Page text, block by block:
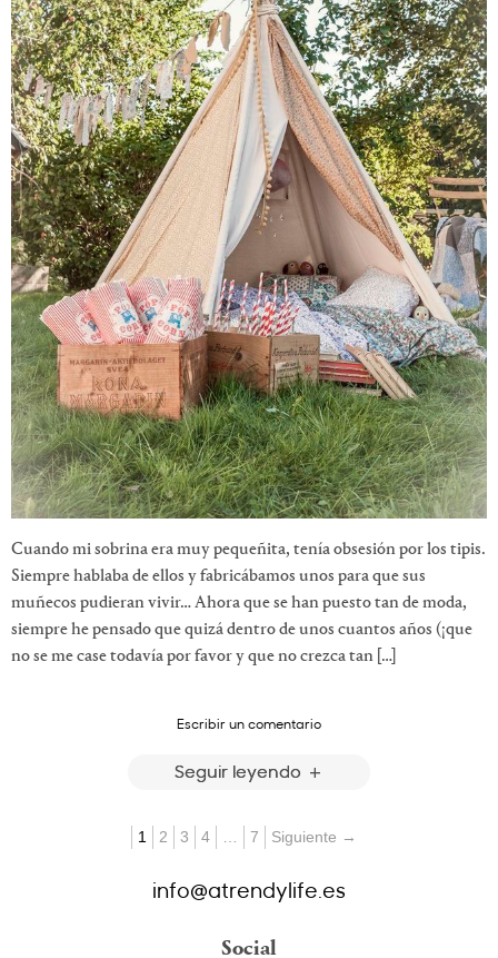
Cuando mi sobrina era muy pequeñita, tenía obsesión por los tipis.
Siempre hablaba de ellos y fabricábamos unos para que sus
muñecos pudieran vivir… Ahora que se han puesto tan de moda,
siempre he pensado que quizá dentro de unos cuantos años (¡que
no se me case todavía por favor y que no crezca tan […]
Escribir un comentario
Seguir leyendo
1 2 3 4 … 7 Siguiente →
info@atrendylife.es
Social